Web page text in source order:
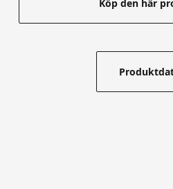
Köp den här